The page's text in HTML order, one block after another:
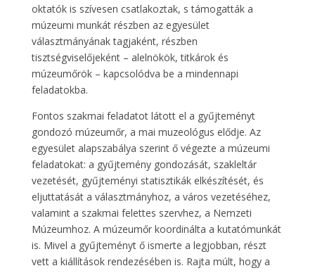
oktatók is szívesen csatlakoztak, s támogatták a
múzeumi munkát részben az egyesület
választmányának tagjaként, részben
tisztségviselőjeként – alelnökök, titkárok és
múzeumőrök – kapcsolódva be a mindennapi
feladatokba.
Fontos szakmai feladatot látott el a gyűjteményt
gondozó múzeumőr, a mai muzeológus elődje. Az
egyesület alapszabálya szerint ő végezte a múzeumi
feladatokat: a gyűjtemény gondozását, szakleltár
vezetését, gyűjteményi statisztikák elkészítését, és
eljuttatását a választmányhoz, a város vezetéséhez,
valamint a szakmai felettes szervhez, a Nemzeti
Múzeumhoz. A múzeumőr koordinálta a kutatómunkát
is. Mivel a gyűjteményt ő ismerte a legjobban, részt
vett a kiállítások rendezésében is. Rajta múlt, hogy a